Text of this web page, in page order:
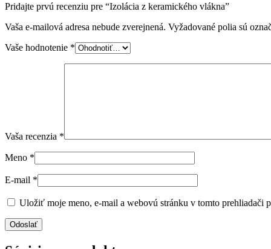
Pridajte prvú recenziu pre “Izolácia z keramického vlákna”
Vaša e-mailová adresa nebude zverejnená. Vyžadované polia sú
Vaše hodnotenie *
Vaša recenzia *
Meno *
E-mail *
Uložiť moje meno, e-mail a webovú stránku v tomto prehliadači